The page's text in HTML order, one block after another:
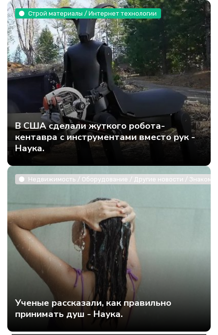
Строй материалы / Интернет технологии
В США сделали жуткого робота-
кентавра с инструментами вместо рук -
Наука.
Недвижимость / Оборудование / Другие новости /
Ученые рассказали, как правильно
принимать душ - Наука.